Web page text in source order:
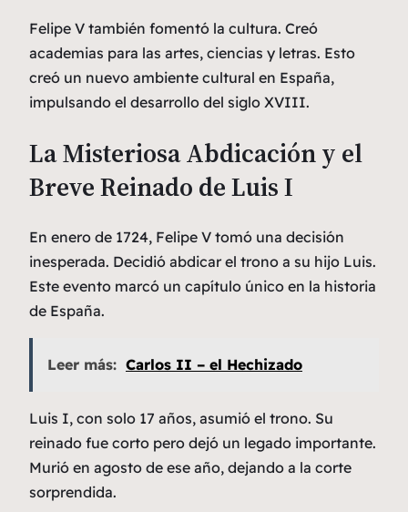
Felipe V también fomentó la cultura. Creó
academias para las artes, ciencias y letras. Esto
creó un nuevo ambiente cultural en España,
impulsando el desarrollo del siglo XVIII.
La Misteriosa Abdicación y el
Breve Reinado de Luis I
En enero de 1724, Felipe V tomó una decisión
inesperada. Decidió abdicar el trono a su hijo Luis.
Este evento marcó un capítulo único en la historia
de España.
Leer más: Carlos II – el Hechizado
Luis I, con solo 17 años, asumió el trono. Su
reinado fue corto pero dejó un legado importante.
Murió en agosto de ese año, dejando a la corte
sorprendida.